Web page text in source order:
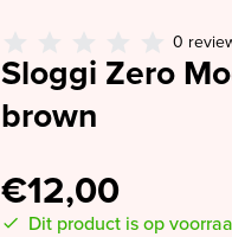
0
Sloggi Zero
brown
€12,00
Dit product is op